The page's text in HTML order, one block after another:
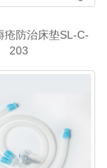
疮防治床垫SL-C-
203